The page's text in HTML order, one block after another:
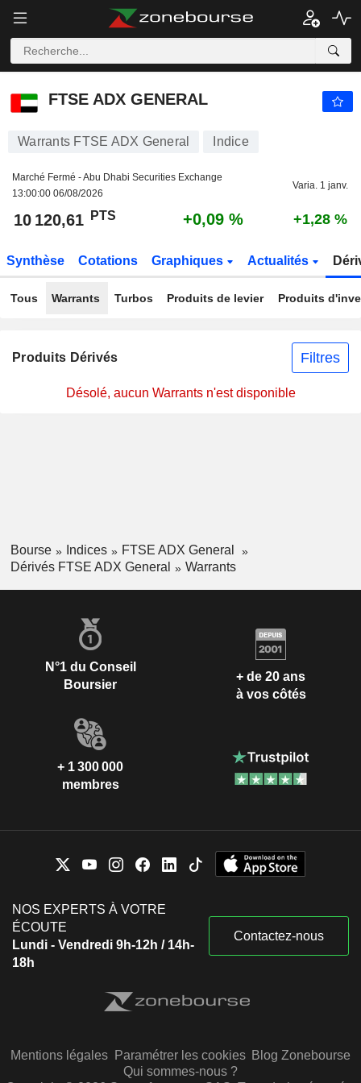
FTSE ADX GENERAL
FTSE ADX GENERAL
Warrants FTSE ADX General Indice
Marché Fermé - Abu Dhabi Securities Exchange
13:00:00 06/08/2026
Varia. 1 janv.
10 120,61 PTS +0,09 % +1,28 %
Synthèse Cotations Graphiques Actualités
Tous Warrants Turbos Produits de levier Produits
Produits Dérivés Filtres
Désolé, aucun Warrants n'est disponible
Bourse Indices
FTSE ADX General
Dérivés FTSE ADX General
Warrants
N°1 du Conseil
Boursier
+ de 20 ans
à vos côtés
+ 1 300 000
membres
NOS EXPERTS À VOTRE
ÉCOUTE
Lundi - Vendredi 9h-12h / 14h-
18h
Contactez-nous
Mentions légales Paramétrer les cookies Blog Zonebourse
Qui sommes-nous ?